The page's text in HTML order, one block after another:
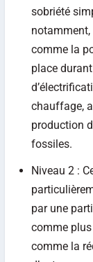
sobriété
comme la
place
chauffage,
production
fossiles.
Niveau 2 :
par une
comme
comme la